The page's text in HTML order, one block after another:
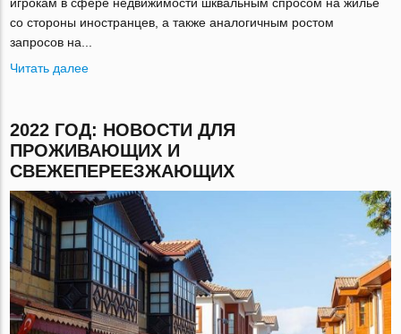
со стороны иностранцев, а также аналогичным ростом
запросов на...
Читать далее
2022 ГОД: НОВОСТИ ДЛЯ
ПРОЖИВАЮЩИХ И
СВЕЖЕПЕРЕЕЗЖАЮЩИХ